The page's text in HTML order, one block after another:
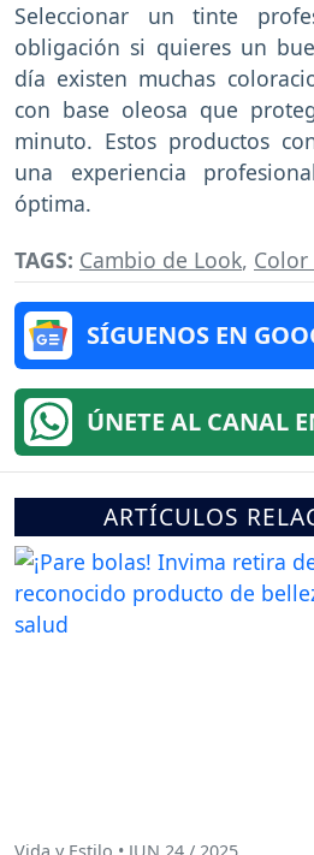
Seleccionar un tinte
obligación si quieres un
día existen muchas
con base oleosa que
minuto. Estos productos
una experiencia
óptima.
TAGS: Cambio de Look,
SÍGUENOS EN
ÚNETE AL CANAL
ARTÍCULOS
Vida y Estilo • JUN 24 / 2025